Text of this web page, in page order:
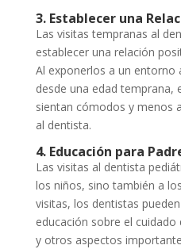
3. Establecer una
Las visitas tempranas al
establecer una relación
Al exponerlos a un entorno
desde una edad temprana,
sientan cómodos y menos
al dentista.
4. Educación para
Las visitas al dentista
los niños, sino también a
visitas, los dentistas
educación sobre el
y otros aspectos